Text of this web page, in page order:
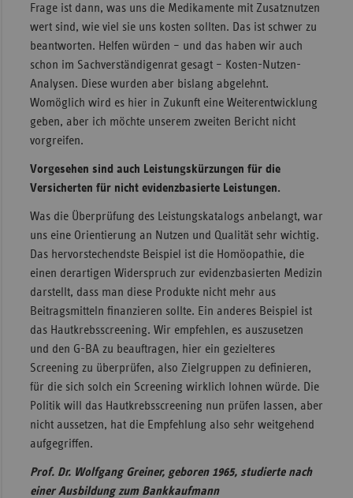
Frage ist dann, was uns die Medikamente mit Zusatznutzen
wert sind, wie viel sie uns kosten sollten. Das ist schwer zu
beantworten. Helfen würden – und das haben wir auch
schon im Sachverständigenrat gesagt – Kosten-Nutzen-
Analysen. Diese wurden aber bislang abgelehnt.
Womöglich wird es hier in Zukunft eine Weiterentwicklung
geben, aber ich möchte unserem zweiten Bericht nicht
vorgreifen.
Vorgesehen sind auch Leistungskürzungen für die
Versicherten für nicht evidenzbasierte Leistungen.
Was die Überprüfung des Leistungskatalogs anbelangt, war
uns eine Orientierung an Nutzen und Qualität sehr wichtig.
Das hervorstechendste Beispiel ist die Homöopathie, die
einen derartigen Widerspruch zur evidenzbasierten Medizin
darstellt, dass man diese Produkte nicht mehr aus
Beitragsmitteln finanzieren sollte. Ein anderes Beispiel ist
das Hautkrebsscreening. Wir empfehlen, es auszusetzen
und den G-BA zu beauftragen, hier ein gezielteres
Screening zu überprüfen, also Zielgruppen zu definieren,
für die sich solch ein Screening wirklich lohnen würde. Die
Politik will das Hautkrebsscreening nun prüfen lassen, aber
nicht aussetzen, hat die Empfehlung also sehr weitgehend
aufgegriffen.
Prof. Dr. Wolfgang Greiner, geboren 1965, studierte nach
einer Ausbildung zum Bankkaufmann